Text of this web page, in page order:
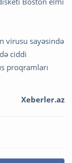
virusu sayəsində
ciddi
proqramları
Xeberler.az